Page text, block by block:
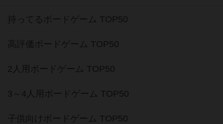
持ってるボードゲーム TOP50
高評価ボードゲーム TOP50
2人用ボードゲーム TOP50
3～4人用ボードゲーム TOP50
子供向けボードゲーム TOP50